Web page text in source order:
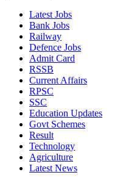
Latest Jobs
Bank Jobs
Railway
Defence Jobs
Admit Card
RSSB
Current Affairs
RPSC
SSC
Education Updates
Govt Schemes
Result
Technology
Agriculture
Latest News